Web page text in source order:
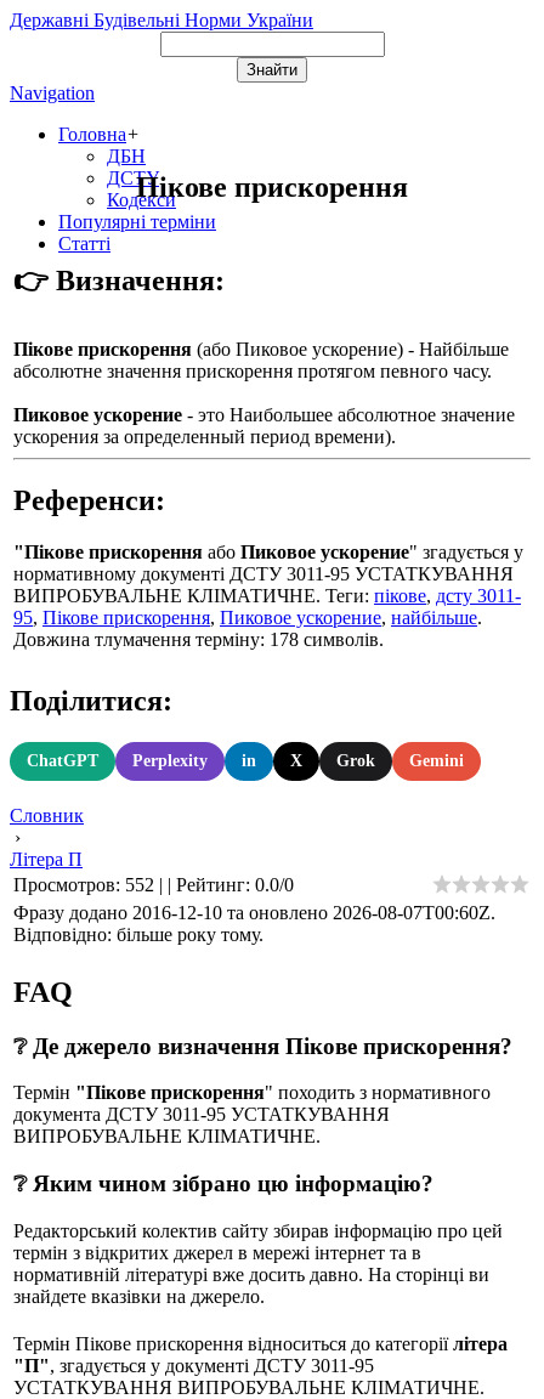
Державні Будівельні Норми України
Navigation
Головна+
ДБН
ДСТУ
Кодекси
Популярні терміни
Статті
Пікове прискорення
👉 Визначення:
Пікове прискорення (або Пиковое ускорение) - Найбільше
абсолютне значення прискорення протягом певного часу.
Пиковое ускорение - это Наибольшее абсолютное значение
ускорения за определенный период времени).
Референси:
"Пікове прискорення або Пиковое ускорение" згадується у
нормативному документі ДСТУ 3011-95 УСТАТКУВАННЯ
ВИПРОБУВАЛЬНЕ КЛІМАТИЧНЕ. Теги: пікове, дсту 3011-
95, Пікове прискорення, Пиковое ускорение, найбільше.
Довжина тлумачення терміну: 178 символів.
Поділитися:
ChatGPT Perplexity in X Grok Gemini
Словник
›
Літера П
Просмотров: 552 | | Рейтинг: 0.0/0
Фразу додано 2016-12-10 та оновлено 2026-08-07T00:60Z.
Відповідно: більше року тому.
FAQ
❔ Де джерело визначення Пікове прискорення?
Термін "Пікове прискорення" походить з нормативного
документа ДСТУ 3011-95 УСТАТКУВАННЯ
ВИПРОБУВАЛЬНЕ КЛІМАТИЧНЕ.
❔ Яким чином зібрано цю інформацію?
Редакторський колектив сайту збирав інформацію про цей
термін з відкритих джерел в мережі інтернет та в
нормативній літературі вже досить давно. На сторінці ви
знайдете вказівки на джерело.
Термін Пікове прискорення відноситься до категоріїлітера
"П", згадується у документі ДСТУ 3011-95
УСТАТКУВАННЯ ВИПРОБУВАЛЬНЕ КЛІМАТИЧНЕ.